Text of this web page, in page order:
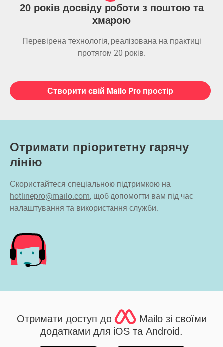
20 років досвіду роботи з поштою та
хмарою
Перевірена технологія, реалізована на практиці
протягом 20 років.
Створити свій Mailo Pro простір
Отримати пріоритетну гарячу
лінію
Скористайтеся спеціальною підтримкою на
hotlinepro@mailo.com, щоб допомогти вам під час
налаштування та використання служби.
Отримати доступ до
Mailo зі своїми
додатками для iOS та Android.